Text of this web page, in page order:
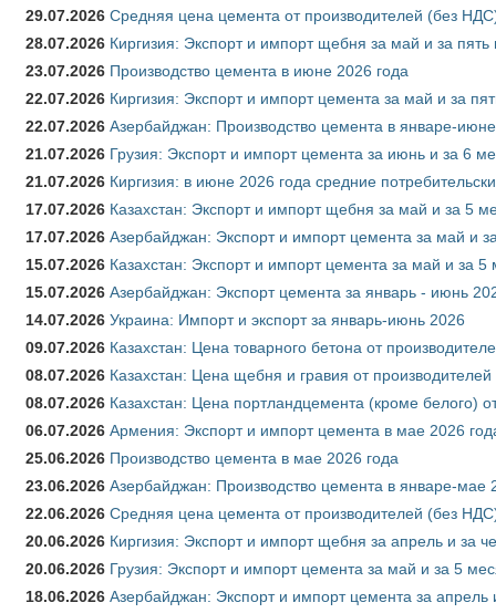
29.07.2026 Средняя цена цемента от производителей (без
28.07.2026 Киргизия: Экспорт и импорт щебня за май и за
23.07.2026 Производство цемента в июне 2026 года
22.07.2026 Киргизия: Экспорт и импорт цемента за май и за
22.07.2026 Азербайджан: Производство цемента в январе-
21.07.2026 Грузия: Экспорт и импорт цемента за июнь и за 6
21.07.2026 Киргизия: в июне 2026 года средние
17.07.2026 Казахстан: Экспорт и импорт щебня за май и за 5
17.07.2026 Азербайджан: Экспорт и импорт цемента за май и
15.07.2026 Казахстан: Экспорт и импорт цемента за май и за
15.07.2026 Азербайджан: Экспорт цемента за январь - июнь
14.07.2026 Украина: Импорт и экспорт за январь-июнь 2026
09.07.2026 Казахстан: Цена товарного бетона от
08.07.2026 Казахстан: Цена щебня и гравия от
08.07.2026 Казахстан: Цена портландцемента (кроме белого)
06.07.2026 Армения: Экспорт и импорт цемента в мае 2026
25.06.2026 Производство цемента в мае 2026 года
23.06.2026 Азербайджан: Производство цемента в январе-мае
22.06.2026 Средняя цена цемента от производителей (без
20.06.2026 Киргизия: Экспорт и импорт щебня за апрель и за
20.06.2026 Грузия: Экспорт и импорт цемента за май и за 5
18.06.2026 Азербайджан: Экспорт и импорт цемента за